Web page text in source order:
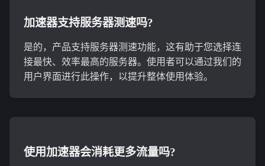
加速器支持服务器测速吗?
是的，产品支持服务器测速功能，这有助于您选择连
接最快、效率最高的服务器。使用者可以通过我们的
用户界面进行此操作，以提升整体使用体验。
使用加速器会消耗更多流量吗?